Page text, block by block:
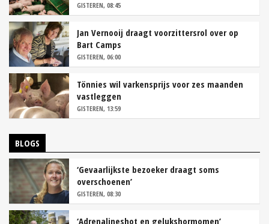
GISTEREN, 08:45
Jan Vernooij draagt voorzittersrol over op
Bart Camps
GISTEREN, 06:00
Tönnies wil varkensprijs voor zes maanden
vastleggen
GISTEREN, 13:59
BLOGS
‘Gevaarlijkste bezoeker draagt soms
overschoenen’
GISTEREN, 08:30
‘Adrenalineshot en gelukshormomen’